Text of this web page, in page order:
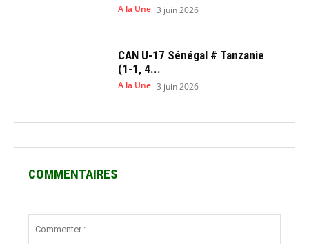
A la Une 3 juin 2026
CAN U-17 Sénégal # Tanzanie
(1-1, 4...
A la Une 3 juin 2026
COMMENTAIRES